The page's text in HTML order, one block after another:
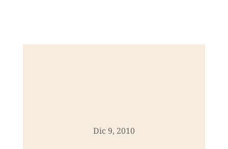
Dic 9, 2010